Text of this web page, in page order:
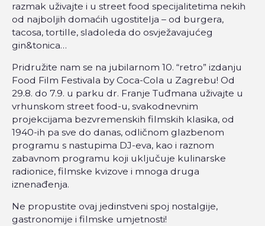
razmak uživajte i u street food specijalitetima nekih
od najboljih domaćih ugostitelja – od burgera,
tacosa, tortille, sladoleda do osvježavajućeg
gin&tonica…
Pridružite nam se na jubilarnom 10. “retro” izdanju
Food Film Festivala by Coca-Cola u Zagrebu! Od
29.8. do 7.9. u parku dr. Franje Tuđmana uživajte u
vrhunskom street food-u, svakodnevnim
projekcijama bezvremenskih filmskih klasika, od
1940-ih pa sve do danas, odličnom glazbenom
programu s nastupima DJ-eva, kao i raznom
zabavnom programu koji uključuje kulinarske
radionice, filmske kvizove i mnoga druga
iznenađenja.
Ne propustite ovaj jedinstveni spoj nostalgije,
gastronomije i filmske umjetnosti!